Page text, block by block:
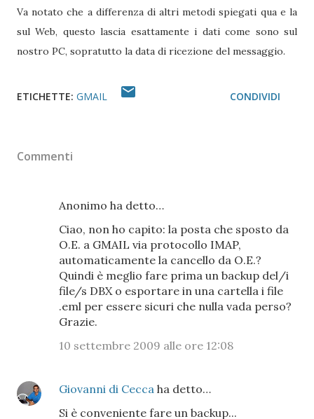
Va notato che a differenza di altri metodi spiegati qua e la
sul Web, questo lascia esattamente i dati come sono sul
nostro PC, sopratutto la data di ricezione del messaggio.
ETICHETTE: GMAIL CONDIVIDI
Commenti
Anonimo ha detto…
Ciao, non ho capito: la posta che sposto da
O.E. a GMAIL via protocollo IMAP,
automaticamente la cancello da O.E.?
Quindi è meglio fare prima un backup del/i
file/s DBX o esportare in una cartella i file
.eml per essere sicuri che nulla vada perso?
Grazie.
10 settembre 2009 alle ore 12:08
Giovanni di Cecca ha detto…
Si è conveniente fare un backup...